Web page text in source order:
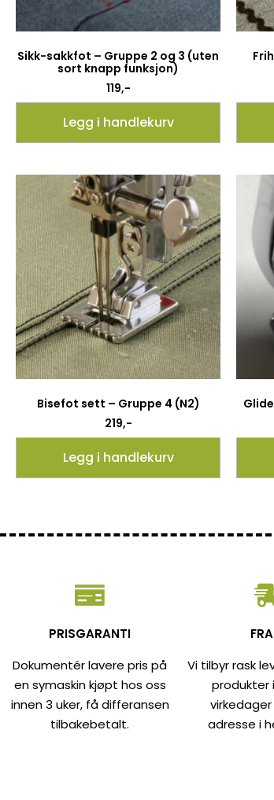
Sikk-sakkfot – Gruppe 2 og 3 (uten
sort knapp funksjon)
119,-
Legg i handlekurv
Bisefot sett – Gruppe 4 (N2)
219,-
Legg i handlekurv
PRISGARANTI
Dokumentér lavere pris på
en symaskin kjøpt hos oss
innen 3 uker, få differansen
tilbakebetalt.
Vi tilbyr rask
produkter
adresse i